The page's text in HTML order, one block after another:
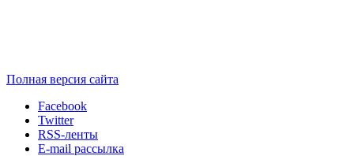
Полная версия сайта
Facebook
Twitter
RSS-ленты
E-mail рассылка